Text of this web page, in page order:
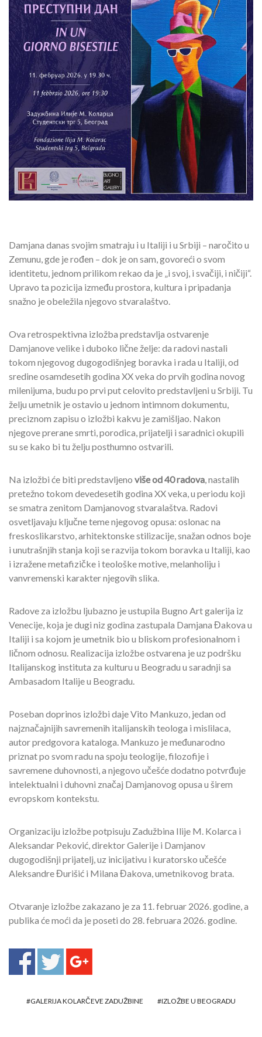
Damjana danas svojim smatraju i u Italiji i u Srbiji – naročito u
Zemunu, gde je rođen – dok je on sam, govoreći o svom
identitetu, jednom prilikom rekao da je „i svoj, i svačiji, i ničiji“.
Upravo ta pozicija između prostora, kultura i pripadanja
snažno je obeležila njegovo stvaralaštvo.
Ova retrospektivna izložba predstavlja ostvarenje
Damjanove velike i duboko lične želje: da radovi nastali
tokom njegovog dugogodišnjeg boravka i rada u Italiji, od
sredine osamdesetih godina XX veka do prvih godina novog
milenijuma, budu po prvi put celovito predstavljeni u Srbiji. Tu
želju umetnik je ostavio u jednom intimnom dokumentu,
preciznom zapisu o izložbi kakvu je zamišljao. Nakon
njegove prerane smrti, porodica, prijatelji i saradnici okupili
su se kako bi tu želju posthumno ostvarili.
Na izložbi će biti predstavljeno više od 40 radova , nastalih
pretežno tokom devedesetih godina XX veka, u periodu koji
se smatra zenitom Damjanovog stvaralaštva. Radovi
osvetljavaju ključne teme njegovog opusa: oslonac na
freskoslikarstvo, arhitektonske stilizacije, snažan odnos boje
i unutrašnjih stanja koji se razvija tokom boravka u Italiji, kao
i izražene metafizičke i teološke motive, melanholiju i
vanvremenski karakter njegovih slika.
Radove za izložbu ljubazno je ustupila Bugno Art galerija iz
Venecije, koja je dugi niz godina zastupala Damjana Đakova u
Italiji i sa kojom je umetnik bio u bliskom profesionalnom i
ličnom odnosu. Realizacija izložbe ostvarena je uz podršku
Italijanskog instituta za kulturu u Beogradu u saradnji sa
Ambasadom Italije u Beogradu.
Poseban doprinos izložbi daje Vito Mankuzo, jedan od
najznačajnijih savremenih italijanskih teologa i mislilaca,
autor predgovora kataloga. Mankuzo je međunarodno
priznat po svom radu na spoju teologije, filozofije i
savremene duhovnosti, a njegovo učešće dodatno potvrđuje
intelektualni i duhovni značaj Damjanovog opusa u širem
evropskom kontekstu.
Organizaciju izložbe potpisuju Zadužbina Ilije M. Kolarca i
Aleksandar Peković, direktor Galerije i Damjanov
dugogodišnji prijatelj, uz inicijativu i kuratorsko učešće
Aleksandre Đurišić i Milana Đakova, umetnikovog brata.
Otvaranje izložbe zakazano je za 11. februar 2026. godine, a
publika će moći da je poseti do 28. februara 2026. godine.
GALERIJA KOLARČEVE ZADUŽBINE IZLOŽBE U BEOGRADU